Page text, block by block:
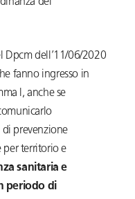
Dpcm dell’11/06/2020
fanno ingresso in
l, anche se
prevenzione
per territorio e
sanitaria e
periodo di